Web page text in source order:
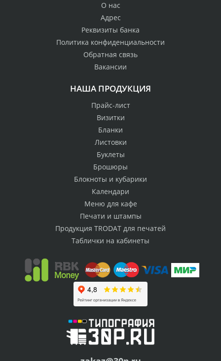
О нас
Адрес
Реквизиты банка
Политика конфиденциальности
Обратная связь
Вакансии
НАША ПРОДУКЦИЯ
Прайс-лист
Визитки
Бланки
Листовки
Буклеты
Брошюры
Блокноты и кубарики
Календари
Меню для кафе
Печати и штампы
Продукция TRODAT для печатей
Таблички на кабинеты